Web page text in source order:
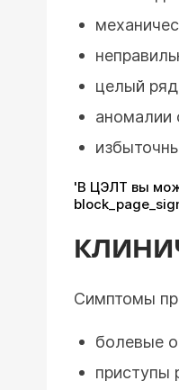
целый
аномалии
'В ЦЭЛТ вы
Симптомы
болевые
приступы